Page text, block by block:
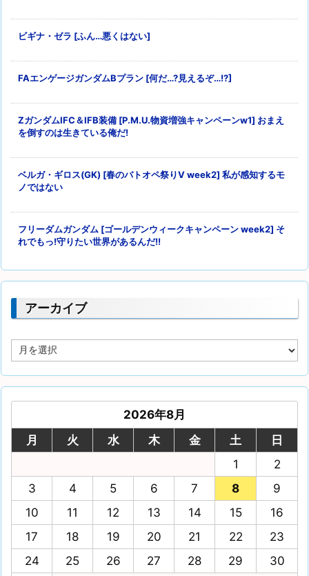
ビギナ・ゼラ [ふん…悪くはない]
FAエンゲージガンダムBプラン [何だ…?見えるぞ…!?]
ZガンダムIFC＆IFB装備 [P.M.U.物資増強キャンペーンw1] おまえ
を倒すのは生きている俺だ!
ベルガ・ギロス(GK) [春のバトオペ祭りV week2] 私が感知するモ
ノではない
フリーダムガンダム [ゴールデンウィークキャンペーン week2] そ
れでもっ!守りたい世界があるんだ!!
アーカイブ
ー
イ
2026年8月
月
火 水 木 金 土
日
1
2
3
4 5 6 7 8
9
10
11 12 13 14 15
16
17
18 19 20 21 22
23
24
25 26 27 28 29
30